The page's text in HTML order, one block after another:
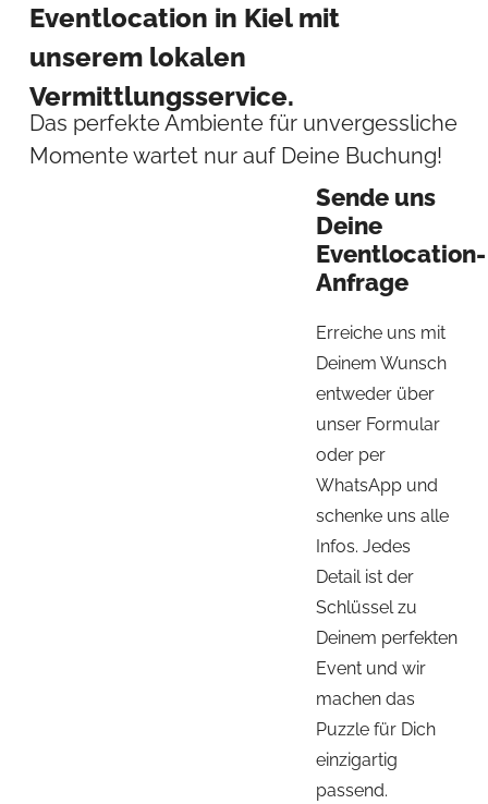
Eventlocation in Kiel mit
unserem lokalen
Vermittlungsservice.
Das perfekte Ambiente für unvergessliche
Momente wartet nur auf Deine Buchung!
Sende uns
Deine
Eventlocation-
Anfrage
Erreiche uns mit
Deinem Wunsch
entweder über
unser Formular
oder per
WhatsApp und
schenke uns alle
Infos. Jedes
Detail ist der
Schlüssel zu
Deinem perfekten
Event und wir
machen das
Puzzle für Dich
einzigartig
passend.